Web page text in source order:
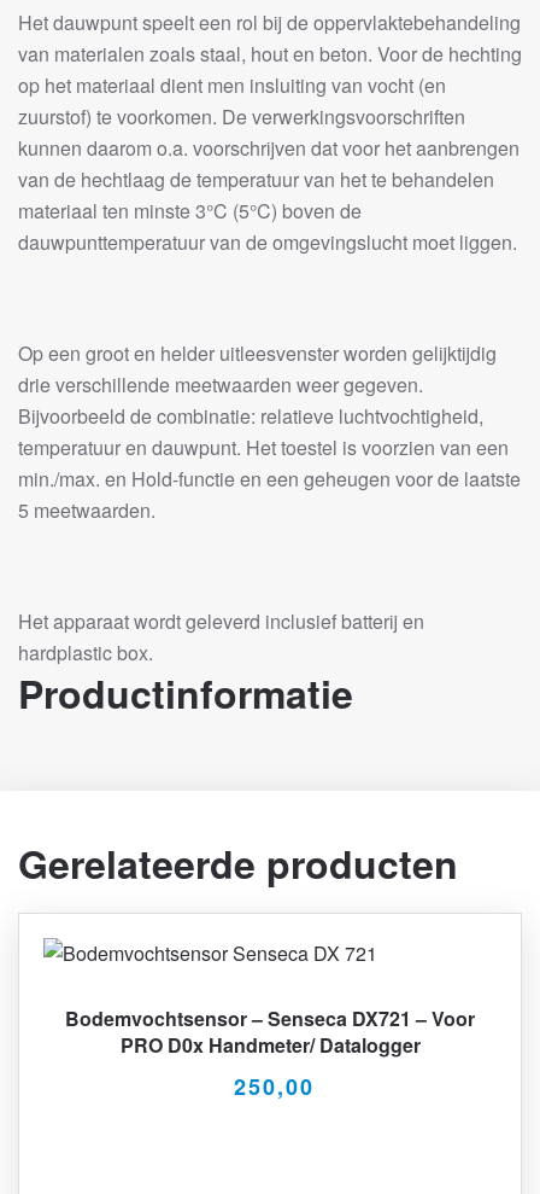
Het dauwpunt speelt een rol bij de oppervlaktebehandeling
van materialen zoals staal, hout en beton. Voor de hechting
op het materiaal dient men insluiting van vocht (en
zuurstof) te voorkomen. De verwerkingsvoorschriften
kunnen daarom o.a. voorschrijven dat voor het aanbrengen
van de hechtlaag de temperatuur van het te behandelen
materiaal ten minste 3°C (5°C) boven de
dauwpunttemperatuur van de omgevingslucht moet liggen.
Op een groot en helder uitleesvenster worden gelijktijdig
drie verschillende meetwaarden weer gegeven.
Bijvoorbeeld de combinatie: relatieve luchtvochtigheid,
temperatuur en dauwpunt. Het toestel is voorzien van een
min./max. en Hold-functie en een geheugen voor de laatste
5 meetwaarden.
Het apparaat wordt geleverd inclusief batterij en
hardplastic box.
Productinformatie
Gerelateerde producten
Bodemvochtsensor – Senseca DX721 – Voor
PRO D0x Handmeter/ Datalogger
250,00